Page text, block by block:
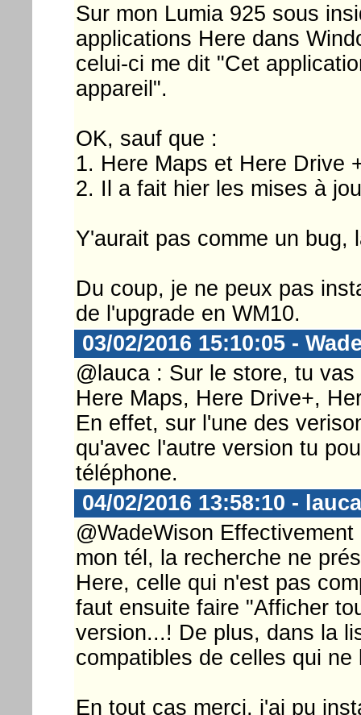
Sur mon Lumia 925 sous
applications Here dans
celui-ci me dit "Cet
appareil".
OK, sauf que :
1. Here Maps et Here Drive
2. Il a fait hier les mises à
Y'aurait pas comme un bug,
Du coup, je ne peux pas
de l'upgrade en WM10.
03/02/2016 15:10:05 -
@lauca : Sur le store, tu
Here Maps, Here Drive+,
En effet, sur l'une des
qu'avec l'autre version tu
téléphone.
04/02/2016 13:58:10 - lauca
@WadeWison
mon tél, la recherche ne
Here, celle qui n'est pas
faut ensuite faire "Afficher
version...! De plus, dans la
compatibles de celles qui
En tout cas merci, j'ai pu